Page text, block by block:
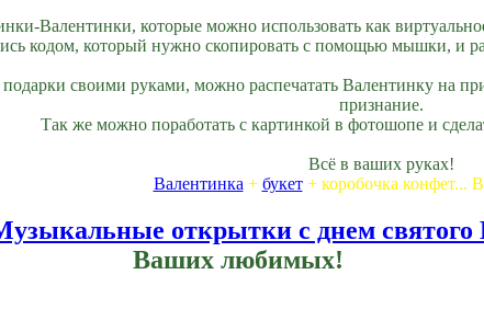
Валентинки, которые можно использовать как
кодом, который нужно скопировать с помощью мышки, и
своими руками, можно распечатать Валентинку на
признание.
Так же можно поработать с картинкой в фотошопе и
Всё в ваших руках!
Валентинка + букет+ коробочка конфет...
открытки с днем святого
Ваших любимых!